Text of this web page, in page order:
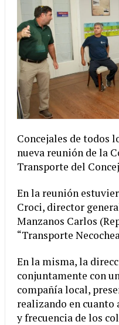
Concejales de todos
nueva reunión de la
Transporte del
En la reunión
Croci, director
Manzanos Carlos
“Transporte
En la misma, la
conjuntamente con
compañía local,
realizando en cuanto
y frecuencia de los